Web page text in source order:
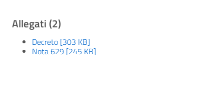
Allegati (2)
Decreto [303 KB]
Nota 629 [245 KB]